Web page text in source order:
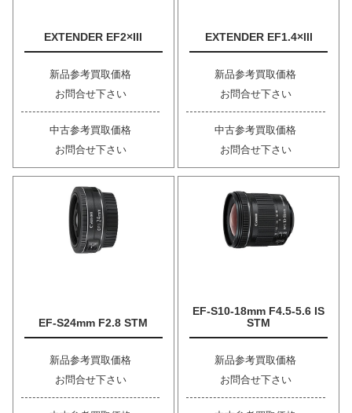
EXTENDER EF2×III
新品参考買取価格
お問合せ下さい
中古参考買取価格
お問合せ下さい
EXTENDER EF1.4×III
新品参考買取価格
お問合せ下さい
中古参考買取価格
お問合せ下さい
EF-S24mm F2.8 STM
新品参考買取価格
お問合せ下さい
EF-S10-18mm F4.5-5.6 IS
STM
新品参考買取価格
お問合せ下さい